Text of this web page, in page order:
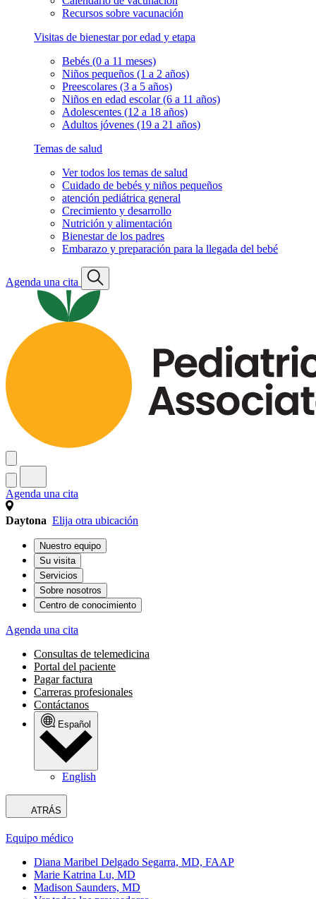
Recursos sobre vacunación
Visitas de bienestar por edad y etapa
Bebés (0 a 11 meses)
Niños pequeños (1 a 2 años)
Preescolares (3 a 5 años)
Niños en edad escolar (6 a 11 años)
Adolescentes (12 a 18 años)
Adultos jóvenes (19 a 21 años)
Temas de salud
Ver todos los temas de salud
Cuidado de bebés y niños pequeños
atención pediátrica general
Crecimiento y desarrollo
Nutrición y alimentación
Bienestar de los padres
Embarazo y preparación para la llegada del bebé
Agenda una cita
Agenda una cita
Daytona Elija otra ubicación
Nuestro equipo
Su visita
Servicios
Sobre nosotros
Centro de conocimiento
Agenda una cita
Consultas de telemedicina
Portal del paciente
Pagar factura
Carreras profesionales
Contáctanos
Español
English
ATRÁS
Equipo médico
Diana Maribel Delgado Segarra, MD, FAAP
Marie Katrina Lu, MD
Madison Saunders, MD